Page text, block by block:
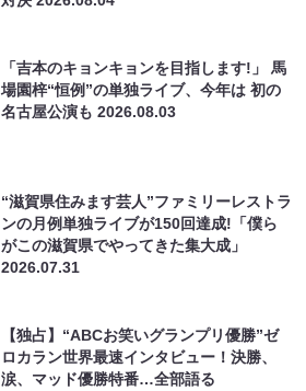
「吉本のキョンキョンを目指します!」 馬
場園梓“恒例”の単独ライブ、今年は 初の
名古屋公演も2026.08.03
“滋賀県住みます芸人”ファミリーレストラ
ンの月例単独ライブが150回達成!「僕ら
がこの滋賀県でやってきた集大成」
2026.07.31
【独占】“ABCお笑いグランプリ優勝”ゼ
ロカラン世界最速インタビュー！決勝、
涙、マッド優勝特番…全部語る